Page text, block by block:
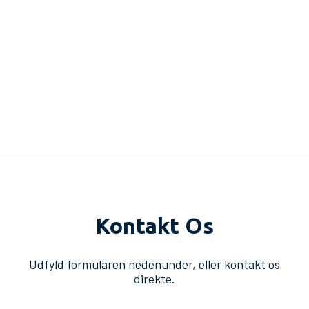
Kontakt Os
Udfyld formularen nedenunder, eller kontakt os
direkte.